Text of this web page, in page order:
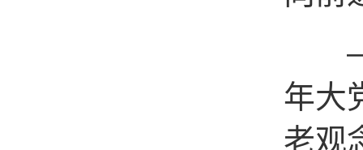
——
年大
老观